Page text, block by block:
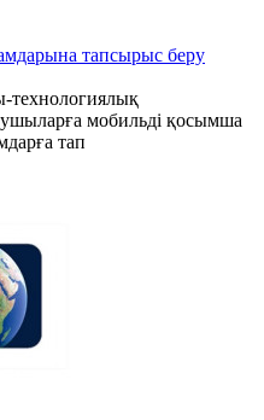
тапсырыс беру
технологиялық
мобильді қосымша
тап